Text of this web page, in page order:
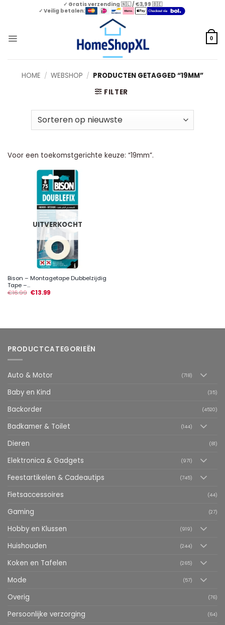
✓ Gratis verzending 🇳🇱 / €3,99 🇧🇪
✓ Veilig betalen:
0
HOME / WEBSHOP / PRODUCTEN GETAGGED “19MM”
FILTER
Voor een toekomstgerichte keuze: “19mm”.
UITVERKOCHT
Bison – Montagetape Dubbelzijdig
Tape –...
€16.99 €13.99
PRODUCTCATEGORIEËN
Auto & Motor (718)
Baby en Kind (35)
Backorder (4520)
Badkamer & Toilet (144)
Dieren (81)
Elektronica & Gadgets (971)
Feestartikelen & Cadeautips (745)
Fietsaccessoires (44)
Gaming (27)
Hobby en Klussen (919)
Huishouden (244)
Koken en Tafelen (265)
Mode (57)
Overig (76)
Persoonlijke verzorging (64)